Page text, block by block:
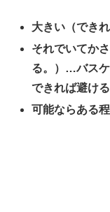
大きい（でき
それでいてか
る。）…バス
できれば避ける
可能ならある